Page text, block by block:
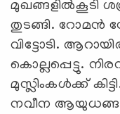
മുഖങ്ങളില്‍കൂടി
തുടങ്ങി. റോമന്‍
വിട്ടോടി.
കൊല്ലപ്പെട്ടു.
മുസ്ലിംകള്‍ക്ക്
നവീന